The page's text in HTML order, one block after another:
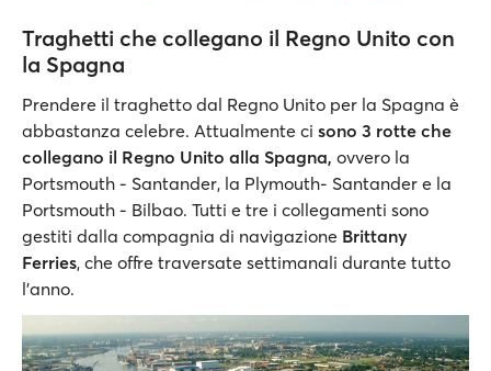
Traghetti che collegano il Regno Unito con
la Spagna
Prendere il traghetto dal Regno Unito per la Spagna è
abbastanza celebre. Attualmente ci sono 3 rotte che
collegano il Regno Unito alla Spagna, ovvero la
Portsmouth - Santander, la Plymouth- Santander e la
Portsmouth - Bilbao. Tutti e tre i collegamenti sono
gestiti dalla compagnia di navigazione Brittany
Ferries, che offre traversate settimanali durante tutto
l'anno.